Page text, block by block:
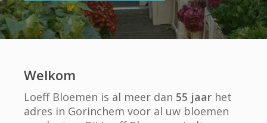
Welkom
Loeff Bloemen is al meer dan 55 jaar het
adres in Gorinchem voor al uw bloemen